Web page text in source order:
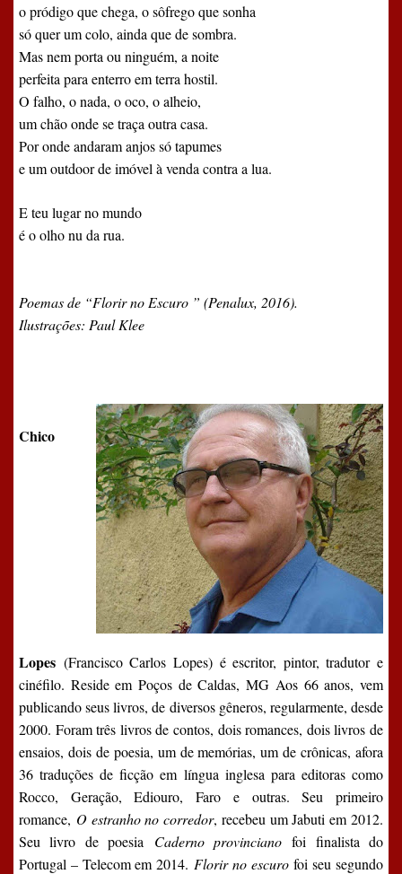
o pródigo que chega, o sôfrego que sonha
só quer um colo, ainda que de sombra.
Mas nem porta ou ninguém, a noite
perfeita para enterro em terra hostil.
O falho, o nada, o oco, o alheio,
um chão onde se traça outra casa.
Por onde andaram anjos só tapumes
e um outdoor de imóvel à venda contra a lua.
E teu lugar no mundo
é o olho nu da rua.
Poemas de “Florir no Escuro ” (Penalux, 2016).
Ilustrações: Paul Klee
Chico
Lopes (Francisco Carlos Lopes) é escritor, pintor, tradutor e
cinéfilo. Reside em Poços de Caldas, MG Aos 66 anos, vem
publicando seus livros, de diversos gêneros, regularmente, desde
2000. Foram três livros de contos, dois romances, dois livros de
ensaios, dois de poesia, um de memórias, um de crônicas, afora
36 traduções de ficção em língua inglesa para editoras como
Rocco, Geração, Ediouro, Faro e outras. Seu primeiro
romance, O estranho no corredor, recebeu um Jabuti em 2012.
Seu livro de poesia Caderno provincianofoi finalista do
Portugal – Telecom em 2014. Florir no escurofoi seu segundo